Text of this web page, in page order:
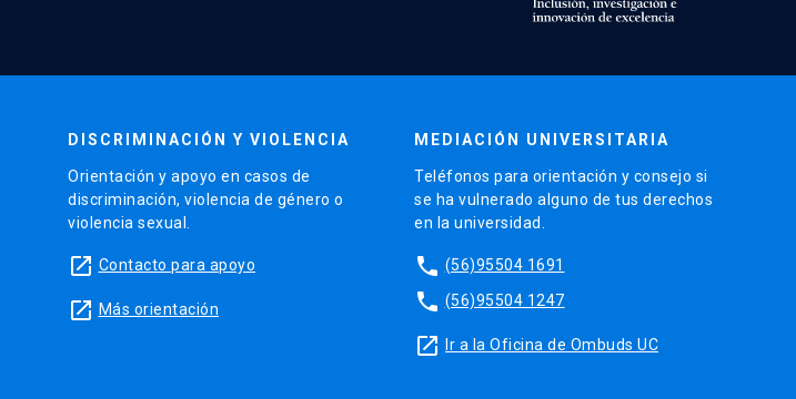
DISCRIMINACIÓN Y VIOLENCIA
Orientación y apoyo en casos de
discriminación, violencia de género o
violencia sexual.
launch Contacto para apoyo
launch Más orientación
MEDIACIÓN UNIVERSITARIA
Teléfonos para orientación y consejo si
se ha vulnerado alguno de tus derechos
en la universidad.
phone (56)95504 1691
phone (56)95504 1247
launch Ir a la Oficina de Ombuds UC